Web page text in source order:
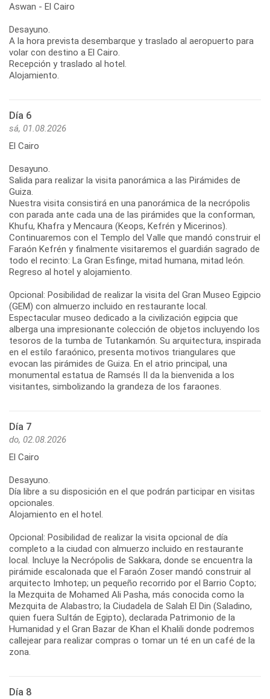
Aswan - El Cairo
Desayuno.
A la hora prevista desembarque y traslado al aeropuerto para
volar con destino a El Cairo.
Recepción y traslado al hotel.
Alojamiento.
Día 6
sá, 01.08.2026
El Cairo
Desayuno.
Salida para realizar la visita panorámica a las Pirámides de
Guiza.
Nuestra visita consistirá en una panorámica de la necrópolis
con parada ante cada una de las pirámides que la conforman,
Khufu, Khafra y Mencaura (Keops, Kefrén y Micerinos).
Continuaremos con el Templo del Valle que mandó construir el
Faraón Kefrén y finalmente visitaremos el guardián sagrado de
todo el recinto: La Gran Esfinge, mitad humana, mitad león.
Regreso al hotel y alojamiento.
Opcional: Posibilidad de realizar la visita del Gran Museo Egipcio
(GEM) con almuerzo incluido en restaurante local.
Espectacular museo dedicado a la civilización egipcia que
alberga una impresionante colección de objetos incluyendo los
tesoros de la tumba de Tutankamón. Su arquitectura, inspirada
en el estilo faraónico, presenta motivos triangulares que
evocan las pirámides de Guiza. En el atrio principal, una
monumental estatua de Ramsés II da la bienvenida a los
visitantes, simbolizando la grandeza de los faraones.
Día 7
do, 02.08.2026
El Cairo
Desayuno.
Día libre a su disposición en el que podrán participar en visitas
opcionales.
Alojamiento en el hotel.
Opcional: Posibilidad de realizar la visita opcional de día
completo a la ciudad con almuerzo incluido en restaurante
local. Incluye la Necrópolis de Sakkara, donde se encuentra la
pirámide escalonada que el Faraón Zoser mandó construir al
arquitecto Imhotep; un pequeño recorrido por el Barrio Copto;
la Mezquita de Mohamed Ali Pasha, más conocida como la
Mezquita de Alabastro; la Ciudadela de Salah El Din (Saladino,
quien fuera Sultán de Egipto), declarada Patrimonio de la
Humanidad y el Gran Bazar de Khan el Khalili donde podremos
callejear para realizar compras o tomar un té en un café de la
zona.
Día 8